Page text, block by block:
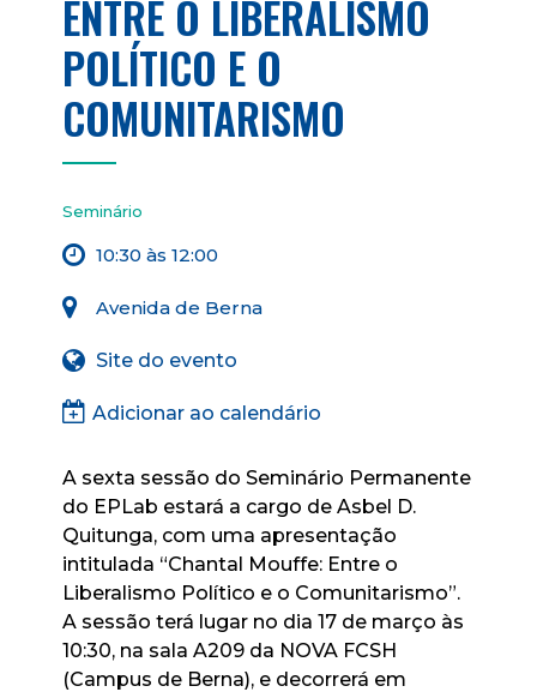
ENTRE O LIBERALISMO
POLÍTICO E O
COMUNITARISMO
Seminário
10:30 às 12:00
Avenida de Berna
Site do evento
Adicionar ao calendário
A sexta sessão do Seminário Permanente
do EPLab estará a cargo de Asbel D.
Quitunga, com uma apresentação
intitulada “Chantal Mouffe: Entre o
Liberalismo Político e o Comunitarismo”.
A sessão terá lugar no dia 17 de março às
10:30, na sala A209 da NOVA FCSH
(Campus de Berna), e decorrerá em